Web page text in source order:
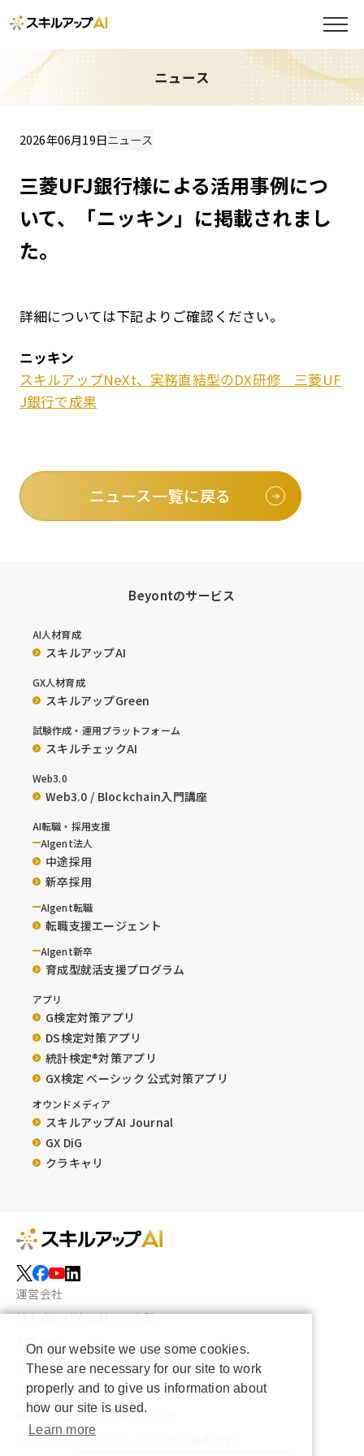
ニュース
2026年06月19日ニュース
三菱UFJ銀行様による活用事例につ
いて、「ニッキン」に掲載されまし
た。
詳細については下記よりご確認ください。
ニッキン
スキルアップNeXt、実務直結型のDX研修 三菱UF
J銀行で成果
ニュース一覧に戻る
Beyontのサービス
AI人材育成
スキルアップAI
GX人材育成
スキルアップGreen
試験作成・運用プラットフォーム
スキルチェックAI
Web3.0
Web3.0 / Blockchain入門講座
AI転職・採用支援
AIgent法人
中途採用
新卒採用
AIgent転職
転職支援エージェント
AIgent新卒
育成型就活支援プログラム
アプリ
G検定対策アプリ
DS検定対策アプリ
統計検定®︎対策アプリ
GX検定 ベーシック 公式対策アプリ
オウンドメディア
スキルアップAI Journal
GX DiG
クラキャリ
運営会社
特定商取引法に基づく表記
利用規約
FAQ
プライバシーポリシー
情報セキュリティに関する方針
カスタマーハラスメントに対する基本方針
On our website we use some cookies.
These are necessary for our site to work
properly and to give us information about
how our site is used.
Learn more